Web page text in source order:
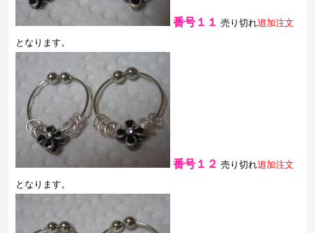
番号１１売り切れ追加注文
となります。
番号１２売り切れ追加注文
となります。